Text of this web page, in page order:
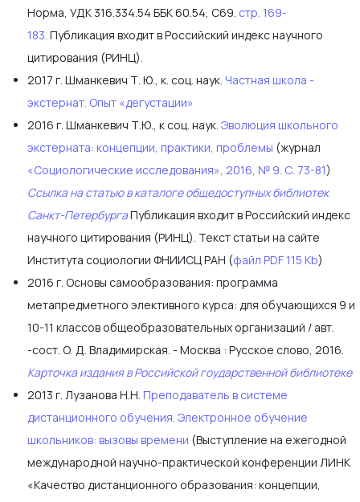
Норма, УДК 316.334.54 ББК 60.54, С69. стр. 169-
183. Публикация входит в Российский индекс научного
цитирования (РИНЦ).
2017 г. Шманкевич Т. Ю., к. соц. наук. Частная школа -
экстернат. Опыт «дегустации»
2016 г. Шманкевич Т.Ю., к соц. наук. Эволюция школьного
экстерната: концепции, практики, проблемы (журнал
«Социологические исследования», 2016, № 9. С. 73-81)
Ссылка на статью в каталоге общедоступных библиотек
Санкт-ПетербургаПубликация входит в Российский индекс
научного цитирования (РИНЦ). Текст статьи на сайте
Института социологии ФНИИСЦ РАН (файл PDF 115 Kb)
2016 г. Основы самообразования: программа
метапредметного элективного курса: для обучающихся 9 и
10-11 классов общеобразовательных организаций / авт.
-сост. О. Д. Владимирская. - Москва : Русское слово, 2016.
Карточка издания в Российской гоударственной библиотеке
2013 г. Лузанова Н.Н. Преподаватель в системе
дистанционного обучения. Электронное обучение
школьников: вызовы времени (Выступление на ежегодной
международной научно-практической конференции ЛИНК
«Качество дистанционного образования: концепции,